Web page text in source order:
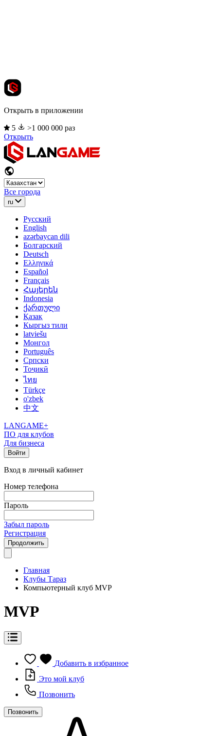
Открыть в приложении
5
>1 000 000 раз
Открыть
Все города
ru
Русский
English
azərbaycan dili
Болгарский
Deutsch
Ελληνικά
Español
Français
Հայերեն
Indonesia
ქართული
Қазақ
Кыргыз тили
latviešu
Монгол
Português
Српски
Тоҷикӣ
ไทย
Türkçe
o'zbek
中文
LANGAME+
ПО для клубов
Для бизнеса
Войти
Вход в личный кабинет
Номер телефона
Пароль
Забыл пароль
Регистрация
Продолжить
Главная
Клубы Тараз
Компьютерный клуб MVP
MVP
Добавить в избранное
Это мой клуб
Позвонить
Позвонить